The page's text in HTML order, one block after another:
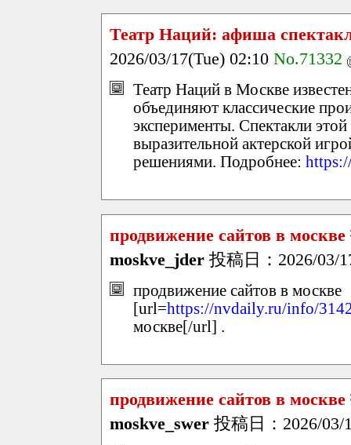
Театр Наций: афиша
2026/03/17(Tue) 02:10 No.71332
Театр Наций в Москве
объединяют классические
эксперименты. Спектакли
выразительной актерской
решениями. Подробнее:
продвижение сайтов в москве
moskve_jder 投稿日：2026/03/
продвижение сайтов в москве
[url=https://nvdaily.ru/info/
москве[/url] .
продвижение сайтов в москве
moskve_swer 投稿日：2026/03/